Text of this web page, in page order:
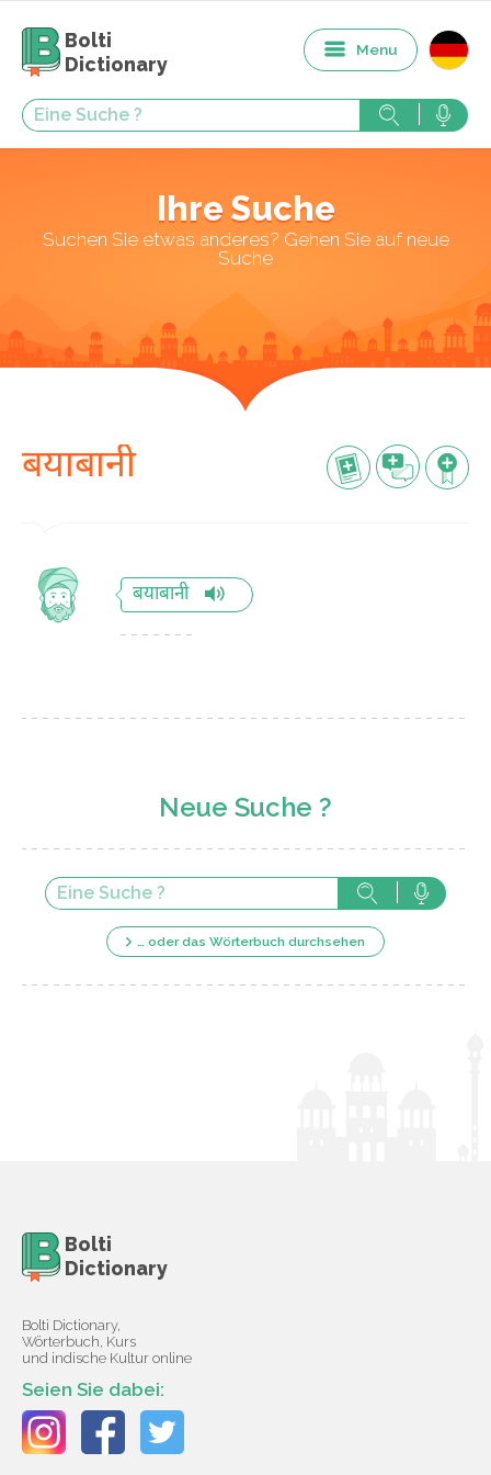
Bolti
Dictionary
Menu
Ihre Suche
Suchen Sie etwas anderes? Gehen Sie auf neue
Suche
बयाबानी
बयाबानी
Neue Suche ?
… oder das Wörterbuch durchsehen
Bolti
Dictionary
Bolti Dictionary,
Wörterbuch, Kurs
und indische Kultur online
Seien Sie dabei: